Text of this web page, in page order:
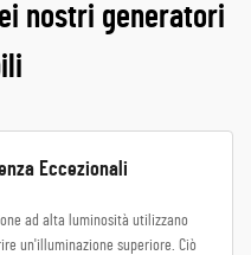
nostri generatori
Eccezionali
ad alta luminosità utilizzano
un'illuminazione superiore. Ciò